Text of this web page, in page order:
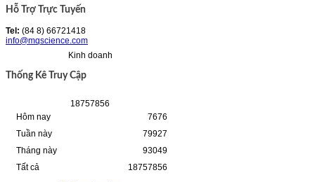
Hỗ Trợ Trực Tuyến
Tel: (84 8) 66721418
info@mqscience.com
Kinh doanh
Thống Kê Truy Cập
18757856
Hôm nay
Tuần này
Tháng này
Tất cả
7676
79927
93049
18757856